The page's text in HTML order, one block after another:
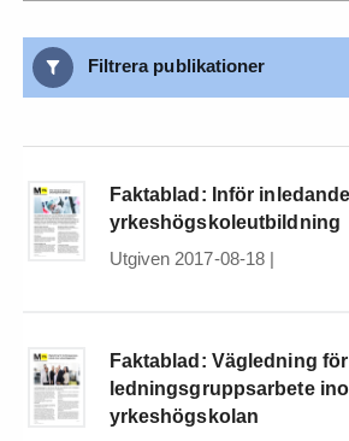
Filtrera publikationer
Faktablad: Inför
yrkeshögskoleutbildning
Utgiven 2017-08-18 |
Faktablad: Vägledning för
ledningsgruppsarbete
yrkeshögskolan